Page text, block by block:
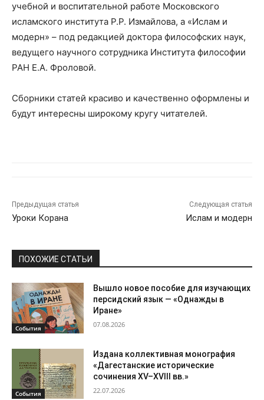
учебной и воспитательной работе Московского
исламского института Р.Р. Измайлова, а «Ислам и
модерн» – под редакцией доктора философских наук,
ведущего научного сотрудника Института философии
РАН Е.А. Фроловой.
Сборники статей красиво и качественно оформлены и
будут интересны широкому кругу читателей.
Предыдущая статья
Уроки Корана
Следующая статья
Ислам и модерн
ПОХОЖИЕ СТАТЬИ
События
Вышло новое пособие для изучающих
персидский язык — «Однажды в
Иране»
07.08.2026
События
Издана коллективная монография
«Дагестанские исторические
сочинения XV–XVIII вв.»
22.07.2026